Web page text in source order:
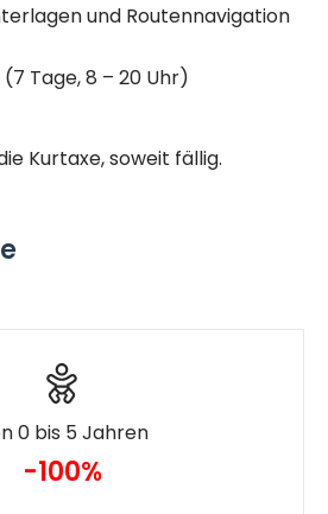
und Routennavigation
Tage, 8 – 20 Uhr)
Kurtaxe, soweit fällig.
0 bis 5 Jahren
-100%